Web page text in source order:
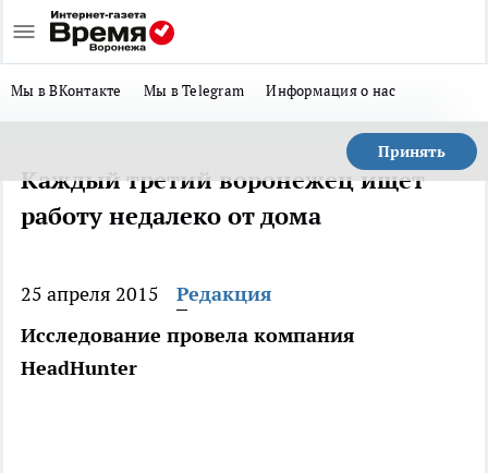
Мы в ВКонтакте Мы в Telegram Информация о нас
Принять
Каждый третий воронежец ищет
работу недалеко от дома
25 апреля 2015
Редакция
Исследование провела компания
HeadHunter